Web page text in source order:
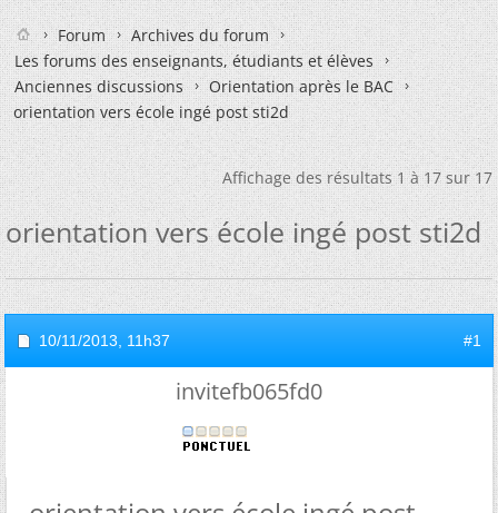
Forum
Archives du forum
Les forums des enseignants, étudiants et élèves
Anciennes discussions
Orientation après le BAC
orientation vers école ingé post sti2d
Affichage des résultats 1 à 17 sur 17
orientation vers école ingé post sti2d
10/11/2013, 11h37 #1
invitefb065fd0